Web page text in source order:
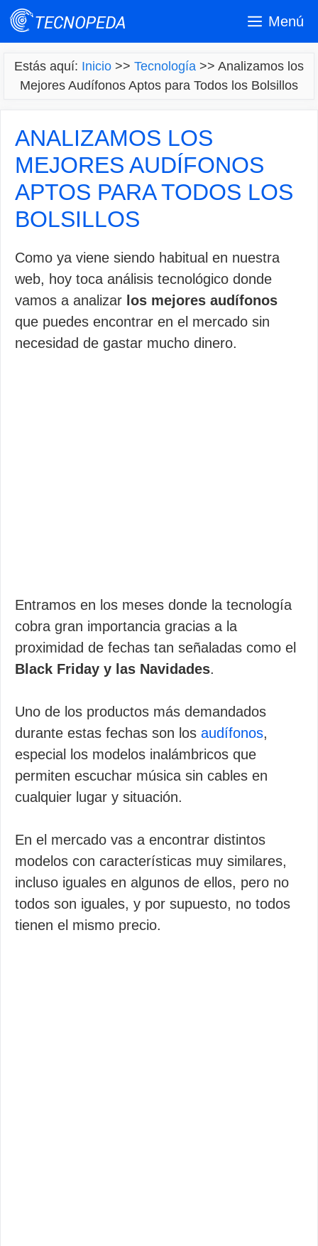
Saltar
Menú
Estás aquí: Inicio >> Tecnología >> Analizamos los
Mejores Audífonos Aptos para Todos los Bolsillos
ANALIZAMOS LOS
MEJORES AUDÍFONOS
APTOS PARA TODOS LOS
BOLSILLOS
Como ya viene siendo habitual en nuestra
web, hoy toca análisis tecnológico donde
vamos a analizar los mejores audífonos
que puedes encontrar en el mercado sin
necesidad de gastar mucho dinero.
Entramos en los meses donde la tecnología
cobra gran importancia gracias a la
proximidad de fechas tan señaladas como el
Black Friday y las Navidades.
Uno de los productos más demandados
durante estas fechas son los audífonos,
especial los modelos inalámbricos que
permiten escuchar música sin cables en
cualquier lugar y situación.
En el mercado vas a encontrar distintos
modelos con características muy similares,
incluso iguales en algunos de ellos, pero no
todos son iguales, y por supuesto, no todos
tienen el mismo precio.